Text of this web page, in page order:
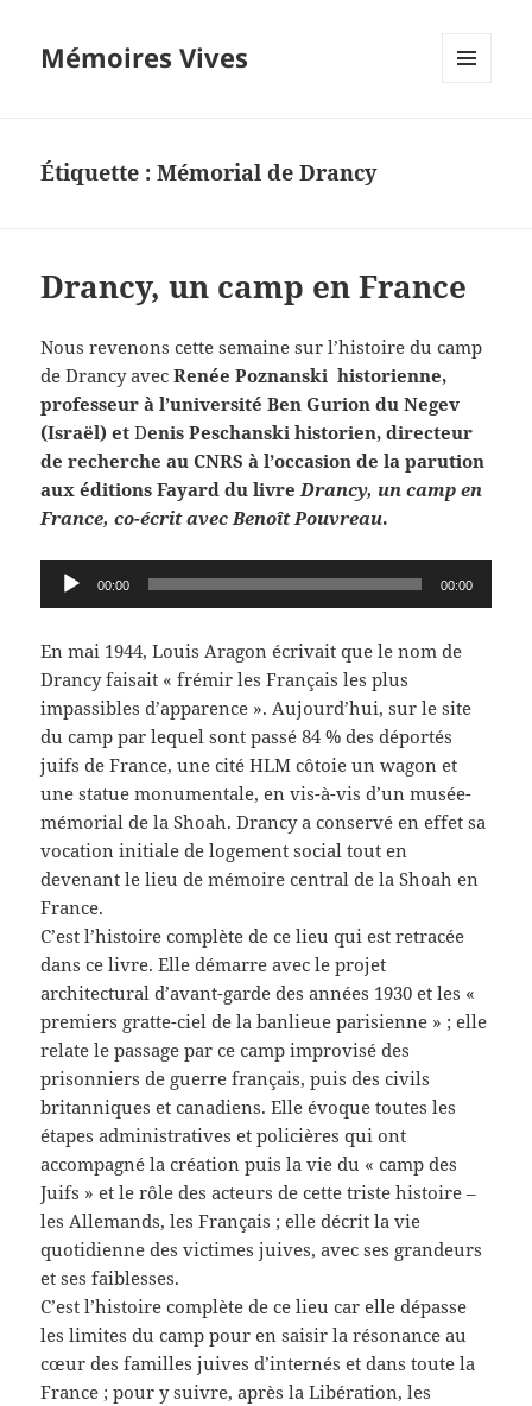
Mémoires Vives
Étiquette :Mémorial de Drancy
Drancy, un camp en France
Nous revenons cette semaine sur l’histoire du camp
de Drancy avec Renée Poznanski historienne,
professeur à l’université Ben Gurion du Negev
(Israël) etDenis Peschanski historien, directeur
de recherche au CNRS à l’occasion de la parution
aux éditions Fayard du livre Drancy, un camp en
France, co-écrit avec Benoît Pouvreau.
Lecteur
audio
00:00 00:00
En mai 1944, Louis Aragon écrivait que le nom de
Drancy faisait « frémir les Français les plus
impassibles d’apparence ». Aujourd’hui, sur le site
du camp par lequel sont passé 84 % des déportés
juifs de France, une cité HLM côtoie un wagon et
une statue monumentale, en vis-à-vis d’un musée-
mémorial de la Shoah. Drancy a conservé en effet sa
vocation initiale de logement social tout en
devenant le lieu de mémoire central de la Shoah en
France.
C’est l’histoire complète de ce lieu qui est retracée
dans ce livre. Elle démarre avec le projet
architectural d’avant-garde des années 1930 et les «
premiers gratte-ciel de la banlieue parisienne » ; elle
relate le passage par ce camp improvisé des
prisonniers de guerre français, puis des civils
britanniques et canadiens. Elle évoque toutes les
étapes administratives et policières qui ont
accompagné la création puis la vie du « camp des
Juifs » et le rôle des acteurs de cette triste histoire –
les Allemands, les Français ; elle décrit la vie
quotidienne des victimes juives, avec ses grandeurs
et ses faiblesses.
C’est l’histoire complète de ce lieu car elle dépasse
les limites du camp pour en saisir la résonance au
cœur des familles juives d’internés et dans toute la
France ; pour y suivre, après la Libération, les